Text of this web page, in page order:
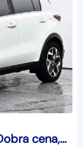
Kia Sportage IV Kia Sportage, Dobra cena, Idealne auto